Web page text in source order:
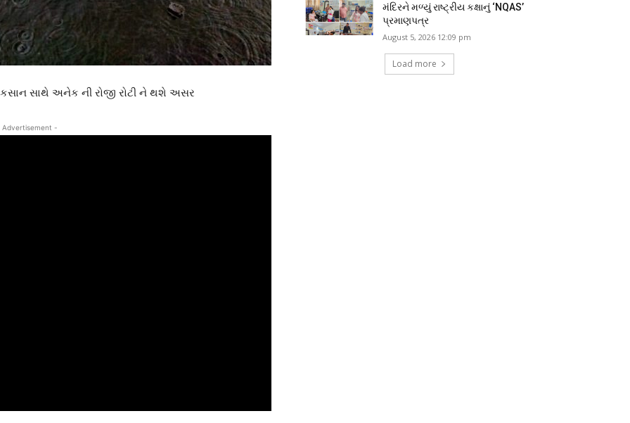
સાથે અનેક ની રોજી રોટી ને થશે અસર
-
મંદિરને મળ્યું રાષ્ટ્રીય કક્ષાનું ‘NQAS’
પ્રમાણપત્ર
August 5, 2026 12:09 pm
Load more